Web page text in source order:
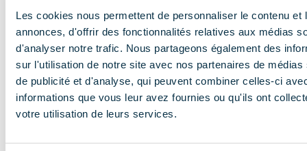
Les cookies nous permettent de personnaliser le contenu et
annonces, d'offrir des fonctionnalités relatives aux médias
d'analyser notre trafic. Nous partageons également des
sur l'utilisation de notre site avec nos partenaires de médias
de publicité et d'analyse, qui peuvent combiner celles-ci
informations que vous leur avez fournies ou qu'ils ont
votre utilisation de leurs services.
En savoir plus